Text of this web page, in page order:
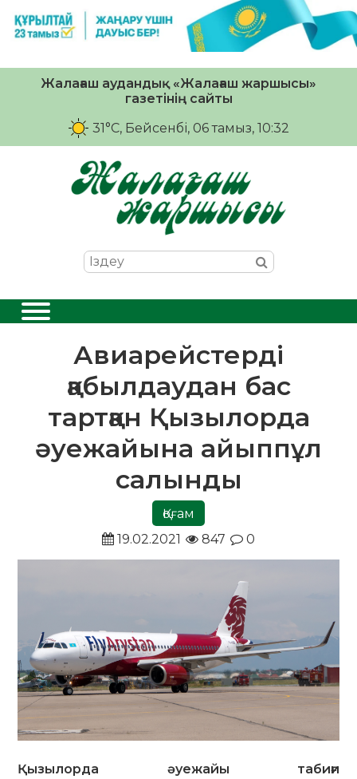
Жалағаш аудандық «Жалағаш жаршысы»
газетінің сайты
31°C, Бейсенбі, 06 тамыз, 10:32
Авиарейстерді
қабылдаудан бас
тартқан Қызылорда
әуежайына айыппұл
салынды
Қоғам
19.02.2021
847 0
Қызылорда әуежайы табиғи